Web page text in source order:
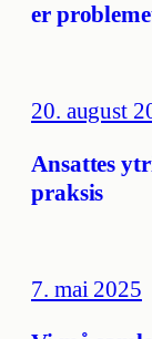
er
20. august
Ansattes
praksis
7. mai 2025